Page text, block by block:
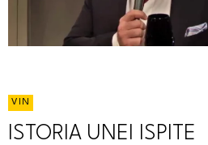
VIN
ISTORIA UNEI ISPITE